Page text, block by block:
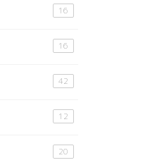
16
16
42
12
20